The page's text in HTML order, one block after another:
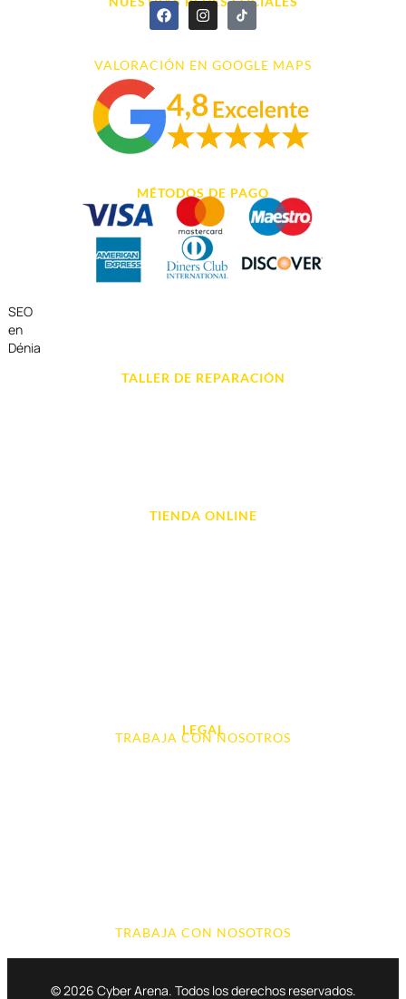
VALORACIÓN EN GOOGLE MAPS
MÉTODOS DE PAGO
SEO
en
Dénia
TALLER DE REPARACIÓN
TIENDA ONLINE
LEGAL
TRABAJA CON NOSOTROS
TRABAJA CON NOSOTROS
© 2026 Cyber Arena. Todos los derechos reservados.